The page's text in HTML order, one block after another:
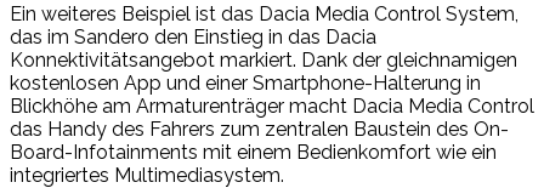
Ein weiteres Beispiel ist das Dacia Media Control System,
das im Sandero den Einstieg in das Dacia
Konnektivitätsangebot markiert. Dank der gleichnamigen
kostenlosen App und einer Smartphone-Halterung in
Blickhöhe am Armaturenträger macht Dacia Media Control
das Handy des Fahrers zum zentralen Baustein des On-
Board-Infotainments mit einem Bedienkomfort wie ein
integriertes Multimediasystem.